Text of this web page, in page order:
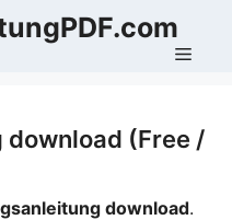
(Free /
download.